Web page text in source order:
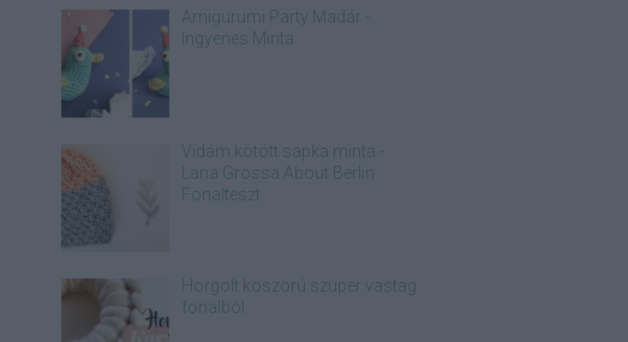
Amigurumi Party Madár -
Ingyenes Minta
Vidám kötött sapka minta -
Lana Grossa About Berlin
Fonalteszt
Horgolt koszorú szuper vastag
fonalból